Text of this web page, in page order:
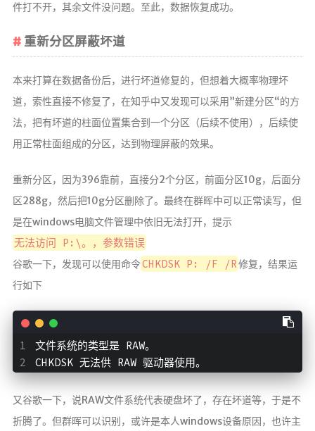
件打不开，其余文件没问题。至此，数据恢复成功。
重新分区屏蔽坏道
本来打算在数据备份后，进行坏道修复的，但想着大概率物理坏
道，索性直接不修复了，在知乎中又发现可以采用”新建分区“的方
法，把有坏道的柱面位置集合到一个分区（后续不使用），后续使
用正常柱面组成的分区，达到物理屏蔽的效果。
重新分区，因为396靠前，直接分2个分区，前面分区10g，后面分
区288g，然后把10g分区删除了。最终在群晖中可以正常读写，但
是在windows电脑文件管理中依旧无法打开，提示
无法访问 P:\。，参数错误
谷歌一下，发现可以使用命令CHKDSK P: /F /R修复，结果运
行如下
文件系统的类型是 RAW。
CHKDSK 无法供 RAW 驱动器使用。
又谷歌一下，说RAW文件系统代表硬盘坏了，存在坏道等，于是不
折腾了。但群晖可以识别，或许是本人windows设备原因，也许主